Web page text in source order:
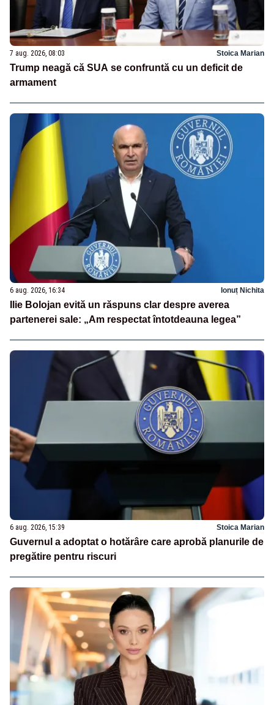
7 aug. 2026, 08:03 Stoica Marian
Trump neagă că SUA se confruntă cu un deficit de
armament
6 aug. 2026, 16:34 Ionuț Nichita
Ilie Bolojan evită un răspuns clar despre averea
partenerei sale: „Am respectat întotdeauna legea”
6 aug. 2026, 15:39 Stoica Marian
Guvernul a adoptat o hotărâre care aprobă planurile de
pregătire pentru riscuri